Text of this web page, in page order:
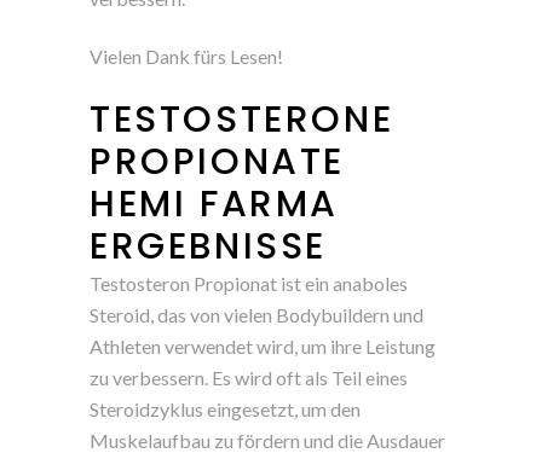
Vielen Dank fürs Lesen!
TESTOSTERONE
PROPIONATE
HEMI FARMA
ERGEBNISSE
Testosteron Propionat ist ein anaboles
Steroid, das von vielen Bodybuildern und
Athleten verwendet wird, um ihre Leistung
zu verbessern. Es wird oft als Teil eines
Steroidzyklus eingesetzt, um den
Muskelaufbau zu fördern und die Ausdauer